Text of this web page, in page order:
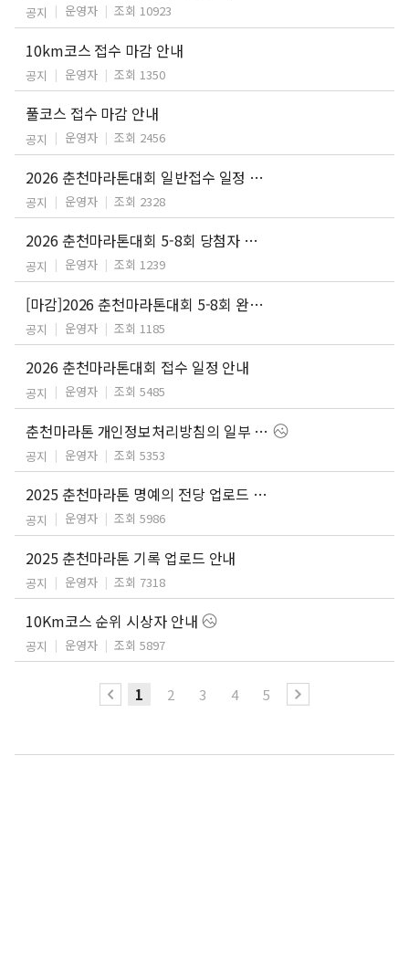
공지 운영자 조회 10923
10km코스 접수 마감 안내
공지 운영자 조회 1350
풀코스 접수 마감 안내
공지 운영자 조회 2456
2026 춘천마라톤대회 일반접수 일정 안내
공지 운영자 조회 2328
2026 춘천마라톤대회 5-8회 당첨자 안내
공지 운영자 조회 1239
[마감]2026 춘천마라톤대회 5-8회 완주자 응모 안내
공지 운영자 조회 1185
2026 춘천마라톤대회 접수 일정 안내
공지 운영자 조회 5485
춘천마라톤 개인정보처리방침의 일부 내용 개정 안내
공지 운영자 조회 5353
2025 춘천마라톤 명예의 전당 업로드 안내
공지 운영자 조회 5986
2025 춘천마라톤 기록 업로드 안내
공지 운영자 조회 7318
10Km코스 순위 시상자 안내
공지 운영자 조회 5897
1 2 3 4 5